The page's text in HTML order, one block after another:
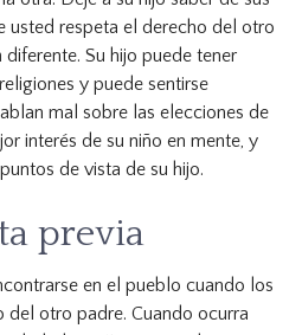
usted respeta el derecho del otro
Su hijo puede tener
y puede sentirse
mal sobre las elecciones de
interés de su niño en mente, y
de vista de su hijo.
previa
en el pueblo cuando los
del otro padre. Cuando ocurra